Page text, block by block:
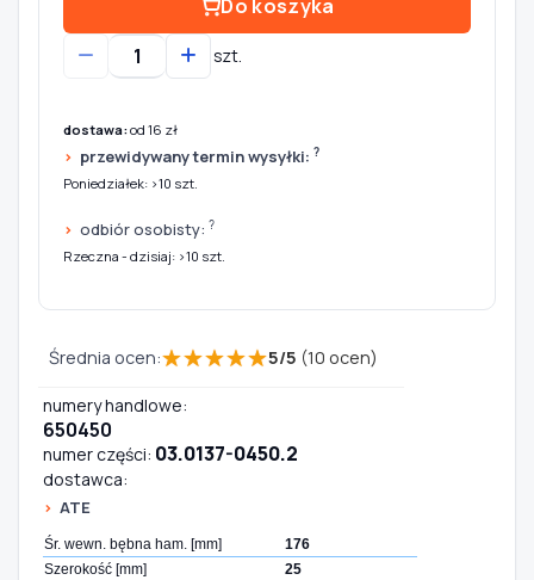
Do koszyka
szt.
dostawa:od 16 zł
przewidywany termin wysyłki: ?
Poniedziałek: >10 szt.
odbiór osobisty: ?
Rzeczna - dzisiaj: >10 szt.
Średnia ocen:★★★★★5/5 (10 ocen)
numery handlowe:
650450
numer części: 03.0137-0450.2
dostawca:
ATE
Śr. wewn. bębna ham. [mm]
176
Szerokość [mm]
25